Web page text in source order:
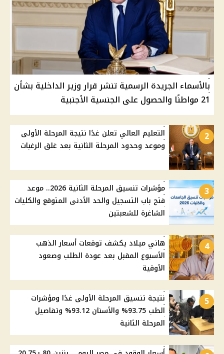
بالأسماء الجريدة الرسمية تنشر قرار وزير الداخلية بشأن
21 مواطنًا والحصول على الجنسية الأجنبية
2
التعليم العالي تعلن غدًا نتيجة المرحلة الأولى
وموعد وحدود المرحلة الثانية بعد غلق الرغبات
3
مؤشرات تنسيق المرحلة الثانية 2026.. موعد
فتح باب التسجيل والحد الأدنى المتوقع والكليات
الشاغرة للشعبتين
4
هاني ميلاد يكشف توقعات أسعار الذهب
الأسبوع المقبل بعد عودة الطلب وصعود
الأوقية
5
نتيجة تنسيق المرحلة الأولى غدًا ومؤشرات
الطب 93.75% والأسنان 93.12% وتفاصيل
المرحلة الثانية